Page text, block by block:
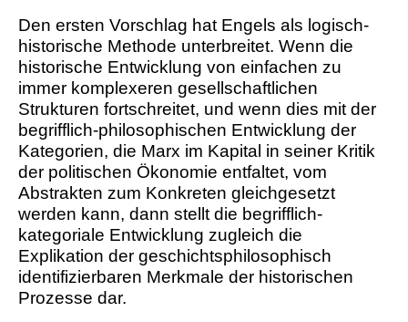
Den ersten Vorschlag hat Engels als logisch-
historische Methode unterbreitet. Wenn die
historische Entwicklung von einfachen zu
immer komplexeren gesellschaftlichen
Strukturen fortschreitet, und wenn dies mit der
begrifflich-philosophischen Entwicklung der
Kategorien, die Marx im Kapital in seiner Kritik
der politischen Ökonomie entfaltet, vom
Abstrakten zum Konkreten gleichgesetzt
werden kann, dann stellt die begrifflich-
kategoriale Entwicklung zugleich die
Explikation der geschichtsphilosophisch
identifizierbaren Merkmale der historischen
Prozesse dar.